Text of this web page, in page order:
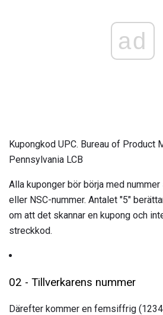
ad
Kupongkod UPC. Bureau of Product
Pennsylvania LCB
Alla kuponger bör börja med nummer
eller NSC-nummer. Antalet "5"
om att det skannar en kupong och
streckkod.
02 - Tillverkarens nummer
Därefter kommer en femsiffrig